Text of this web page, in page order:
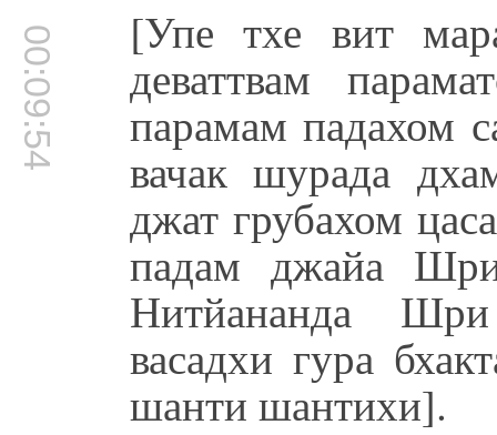
00:09:54 [Упе тхе вит
деваттвам
парамам падахом
вачак шурада
джат грубахом
падам джайа
Нитйананда
васадхи гура
шанти шантихи].